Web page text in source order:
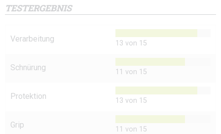
TESTERGEBNIS
Verarbeitung 13 von 15
Schnürung 11 von 15
Protektion 13 von 15
Grip 11 von 15